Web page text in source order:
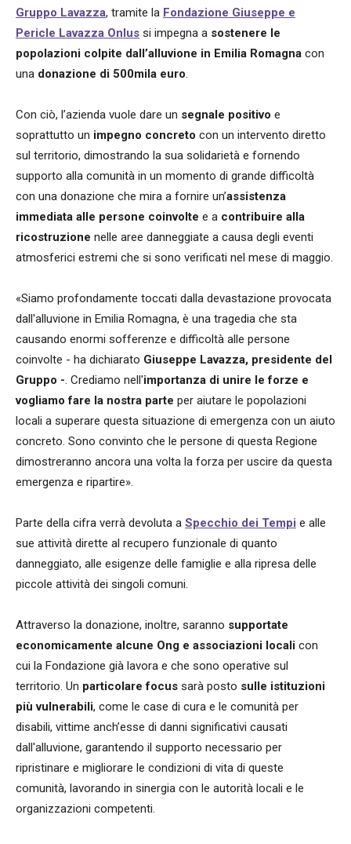
Gruppo Lavazza, tramite la Fondazione Giuseppe e
Pericle Lavazza Onlus si impegna a sostenere le
popolazioni colpite dall’alluvione in Emilia Romagna con
una donazione di 500mila euro.
Con ciò, l’azienda vuole dare un segnale positivo e
soprattutto un impegno concreto con un intervento diretto
sul territorio, dimostrando la sua solidarietà e fornendo
supporto alla comunità in un momento di grande difficoltà
con una donazione che mira a fornire un’assistenza
immediata alle persone coinvolte e a contribuire alla
ricostruzione nelle aree danneggiate a causa degli eventi
atmosferici estremi che si sono verificati nel mese di maggio.
«Siamo profondamente toccati dalla devastazione provocata
dall'alluvione in Emilia Romagna, è una tragedia che sta
causando enormi sofferenze e difficoltà alle persone
coinvolte - ha dichiarato Giuseppe Lavazza, presidente del
Gruppo -. Crediamo nell'importanza di unire le forze e
vogliamo fare la nostra parte per aiutare le popolazioni
locali a superare questa situazione di emergenza con un aiuto
concreto. Sono convinto che le persone di questa Regione
dimostreranno ancora una volta la forza per uscire da questa
emergenza e ripartire».
Parte della cifra verrà devoluta a Specchio dei Tempi e alle
sue attività dirette al recupero funzionale di quanto
danneggiato, alle esigenze delle famiglie e alla ripresa delle
piccole attività dei singoli comuni.
Attraverso la donazione, inoltre, saranno supportate
economicamente alcune Ong e associazioni locali con
cui la Fondazione già lavora e che sono operative sul
territorio. Un particolare focus sarà posto sulle istituzioni
più vulnerabili, come le case di cura e le comunità per
disabili, vittime anch’esse di danni significativi causati
dall'alluvione, garantendo il supporto necessario per
ripristinare e migliorare le condizioni di vita di queste
comunità, lavorando in sinergia con le autorità locali e le
organizzazioni competenti.